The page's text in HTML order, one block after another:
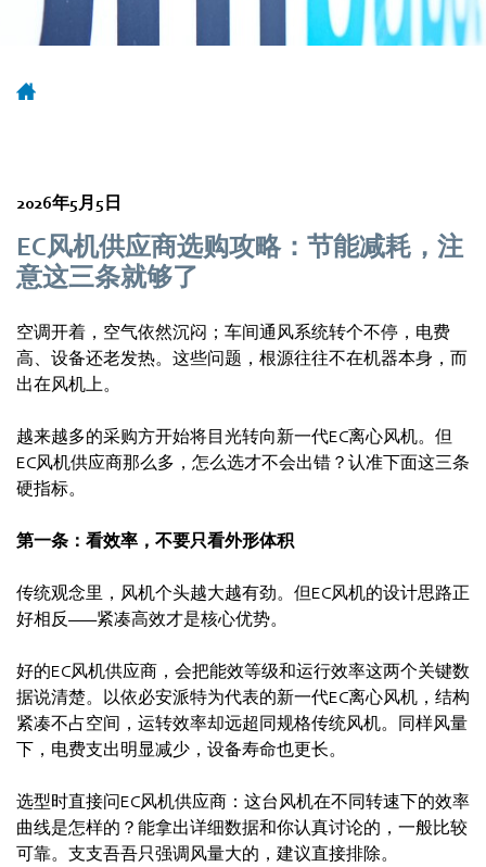
2026年5月5日
EC风机供应商选购攻略：节能减耗，注
意这三条就够了
空调开着，空气依然沉闷；车间通风系统转个不停，电费
高、设备还老发热。这些问题，根源往往不在机器本身，而
出在风机上。
越来越多的采购方开始将目光转向新一代EC离心风机。但
EC风机供应商那么多，怎么选才不会出错？认准下面这三条
硬指标。
第一条：看效率，不要只看外形体积
传统观念里，风机个头越大越有劲。但EC风机的设计思路正
好相反——紧凑高效才是核心优势。
好的EC风机供应商，会把能效等级和运行效率这两个关键数
据说清楚。以依必安派特为代表的新一代EC离心风机，结构
紧凑不占空间，运转效率却远超同规格传统风机。同样风量
下，电费支出明显减少，设备寿命也更长。
选型时直接问EC风机供应商：这台风机在不同转速下的效率
曲线是怎样的？能拿出详细数据和你认真讨论的，一般比较
可靠。支支吾吾只强调风量大的，建议直接排除。